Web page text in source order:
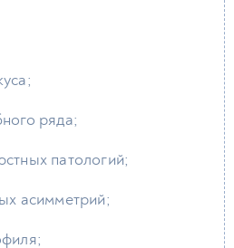
ряда;
патологий;
асимметрий;